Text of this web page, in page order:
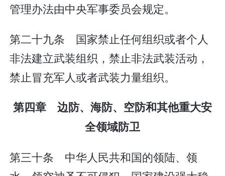
管理办法由中央军事委员会规定。
第二十九条 国家禁止任何组织或者个人
非法建立武装组织，禁止非法武装活动，
禁止冒充军人或者武装力量组织。
第四章 边防、海防、空防和其他重大安
全领域防卫
第三十条 中华人民共和国的领陆、领